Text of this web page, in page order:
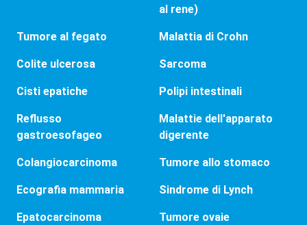
al rene)
Tumore al fegato Malattia di Crohn
Colite ulcerosa Sarcoma
Cisti epatiche Polipi intestinali
Reflusso
gastroesofageo
Malattie dell'apparato
digerente
Colangiocarcinoma Tumore allo stomaco
Ecografia mammaria Sindrome di Lynch
Epatocarcinoma Tumore ovaie